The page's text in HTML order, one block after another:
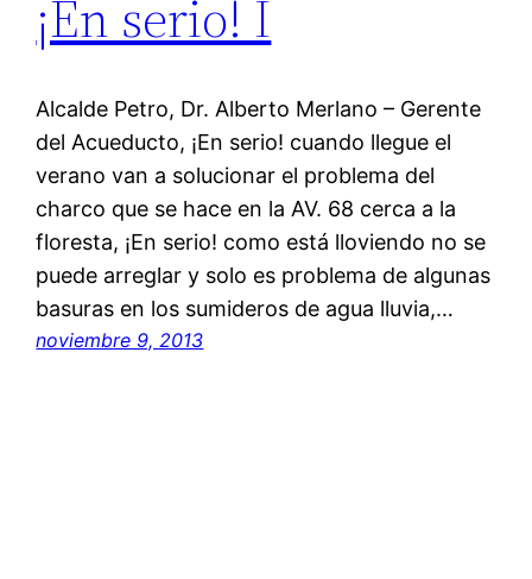
¡En serio! I
Alcalde Petro, Dr. Alberto Merlano – Gerente
del Acueducto, ¡En serio! cuando llegue el
verano van a solucionar el problema del
charco que se hace en la AV. 68 cerca a la
floresta, ¡En serio! como está lloviendo no se
puede arreglar y solo es problema de algunas
basuras en los sumideros de agua lluvia,…
noviembre 9, 2013